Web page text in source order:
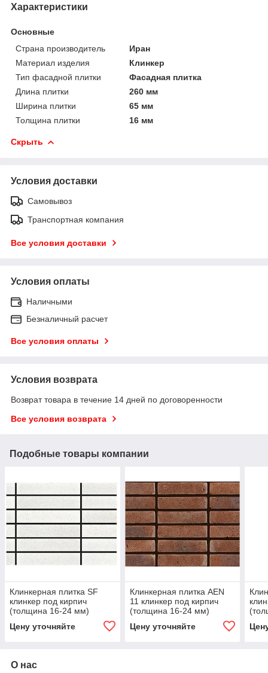
Характеристики
Основные
Страна производитель
Иран
Материал изделия
Клинкер
Тип фасадной плитки
Фасадная плитка
Длина плитки
260 мм
Ширина плитки
65 мм
Толщина плитки
16 мм
Скрыть
Условия доставки
Самовывоз
Транспортная компания
Все условия доставки
Условия оплаты
Наличными
Безналичный расчет
Все условия оплаты
Условия возврата
Возврат товара в течение 14 дней по договоренности
Все условия возврата
Подобные товары компании
Клинкерная плитка SF
клинкер под кирпич
(толщина 16-24 мм)
Цену уточняйте
Клинкерная плитка AEN
11 клинкер под кирпич
(толщина 16-24 мм)
Цену уточняйте
О нас